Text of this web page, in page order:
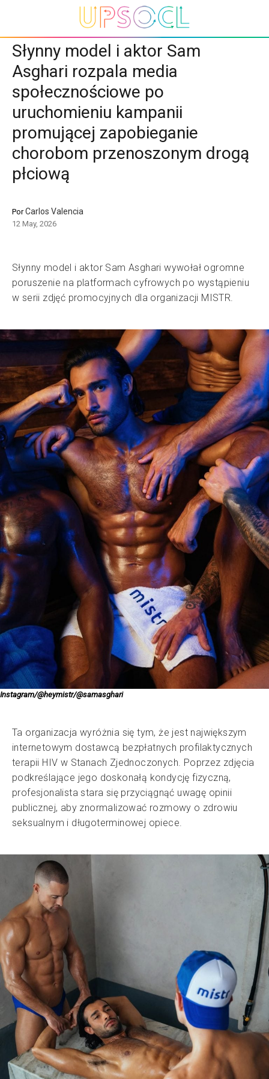
Słynny model i aktor Sam
Asghari rozpala media
społecznościowe po
uruchomieniu kampanii
promującej zapobieganie
chorobom przenoszonym drogą
płciową
PorCarlos Valencia
12 May, 2026
Słynny model i aktor Sam Asghari wywołał ogromne
poruszenie na platformach cyfrowych po wystąpieniu
w serii zdjęć promocyjnych dla organizacji MISTR.
Instagram/@heymistr/@samasghari
Ta organizacja wyróżnia się tym, że jest największym
internetowym dostawcą bezpłatnych profilaktycznych
terapii HIV w Stanach Zjednoczonych. Poprzez zdjęcia
podkreślające jego doskonałą kondycję fizyczną,
profesjonalista stara się przyciągnąć uwagę opinii
publicznej, aby znormalizować rozmowy o zdrowiu
seksualnym i długoterminowej opiece.